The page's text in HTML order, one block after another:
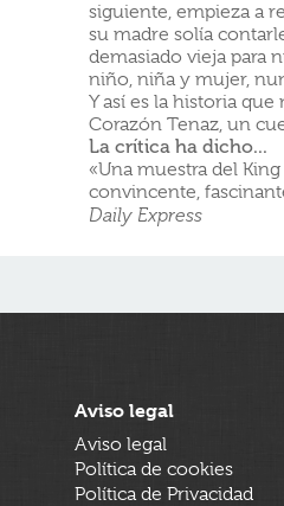
siguiente, empieza a
su madre solía
demasiado vieja para
niño, niña y mujer,
Y así es la historia
Corazón Tenaz, un
La crítica ha dicho...
«Una muestra del
convincente,
Daily Express
Aviso legal
Aviso legal
Política de cookies
Política de Privacidad